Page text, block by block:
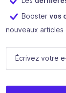
Booster vos
nouveaux articles
Phone
Ce champ
E-mail